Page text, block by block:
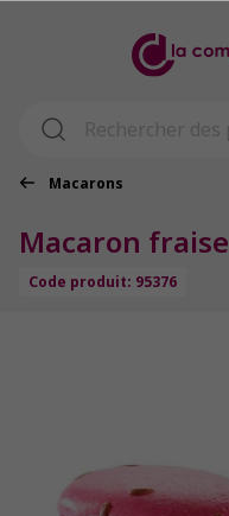
Macarons
Macaron fraise
Code produit: 95376